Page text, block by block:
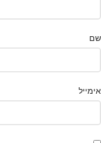
שם
אימייל